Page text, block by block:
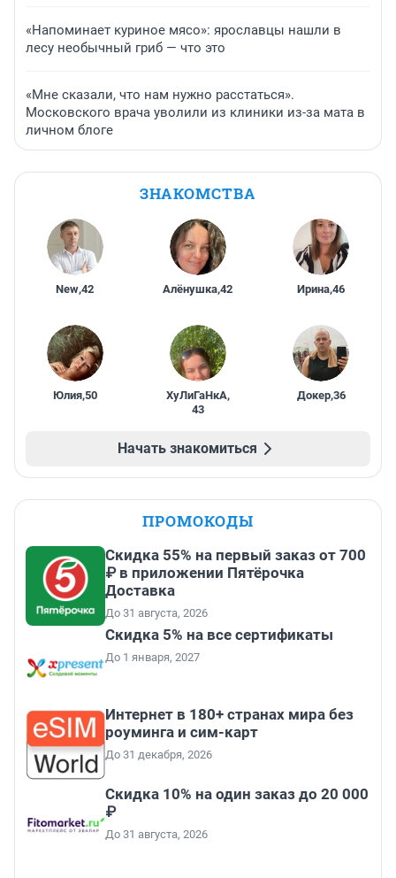
«Напоминает куриное мясо»: ярославцы нашли в
лесу необычный гриб — что это
«Мне сказали, что нам нужно расстаться».
Московского врача уволили из клиники из-за мата в
личном блоге
ЗНАКОМСТВА
New,42 Алёнушка,42 Ирина,46
Юлия,50 ХуЛиГаНкА,
43
Докер,36
Начать знакомиться
ПРОМОКОДЫ
Скидка 55% на первый заказ от 700
₽ в приложении Пятёрочка
Доставка
До 31 августа, 2026
Скидка 5% на все сертификаты
До 1 января, 2027
Интернет в 180+ странах мира без
роуминга и сим-карт
До 31 декабря, 2026
Скидка 10% на один заказ до 20 000
₽
До 31 августа, 2026